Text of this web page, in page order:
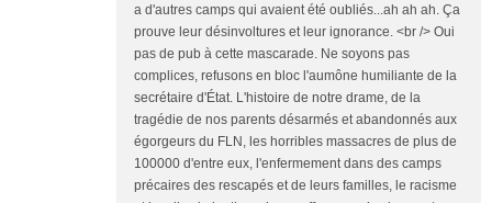
a d'autres camps qui avaient été oubliés...ah ah ah. Ça
prouve leur désinvoltures et leur ignorance. <br /> Oui
pas de pub à cette mascarade. Ne soyons pas
complices, refusons en bloc l'aumône humiliante de la
secrétaire d'État. L'histoire de notre drame, de la
tragédie de nos parents désarmés et abandonnés aux
égorgeurs du FLN, les horribles massacres de plus de
100000 d'entre eux, l'enfermement dans des camps
précaires des rescapés et de leurs familles, le racisme